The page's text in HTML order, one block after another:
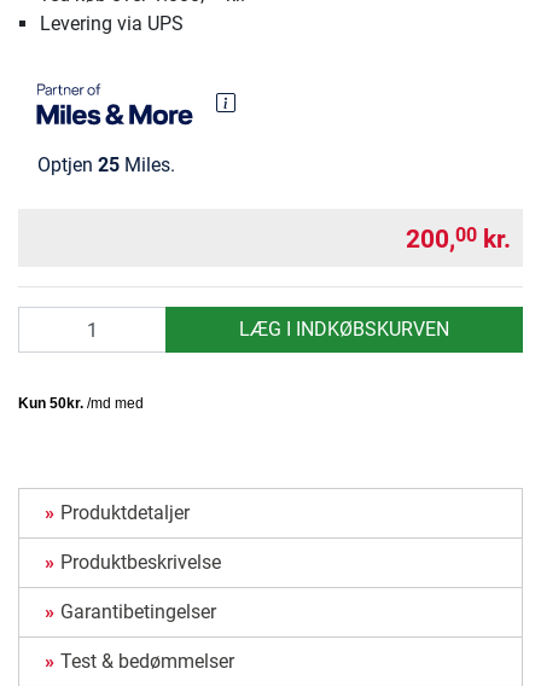
Levering via UPS
Optjen 25 Miles.
200,00 kr.
LÆG I INDKØBSKURVEN
Produktdetaljer
Produktbeskrivelse
Garantibetingelser
Test & bedømmelser